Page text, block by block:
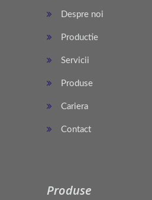
Despre noi
Productie
Servicii
Produse
Cariera
Contact
Produse